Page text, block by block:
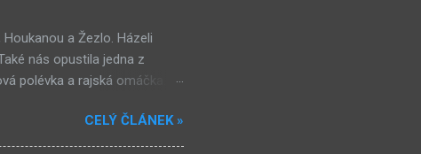
jdeme spát, večerku
a Žezlo. Házeli
nás opustila jedna z
polévka a rajská omáčka. O
věci a šli jsme do lesa.
když hra skončila, šli
CELÝ ČLÁNEK »